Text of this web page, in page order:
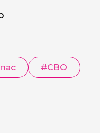
#СВО